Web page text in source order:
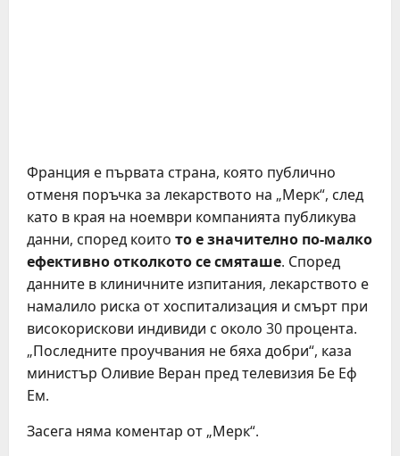
Франция е първата страна, която публично
отменя поръчка за лекарството на „Мерк“, след
като в края на ноември компанията публикува
данни, според които то е значително по-малко
ефективно отколкото се смяташе. Според
данните в клиничните изпитания, лекарството е
намалило риска от хоспитализация и смърт при
високорискови индивиди с около 30 процента.
„Последните проучвания не бяха добри“, каза
министър Оливие Веран пред телевизия Бе Еф
Ем.
Засега няма коментар от „Мерк“.